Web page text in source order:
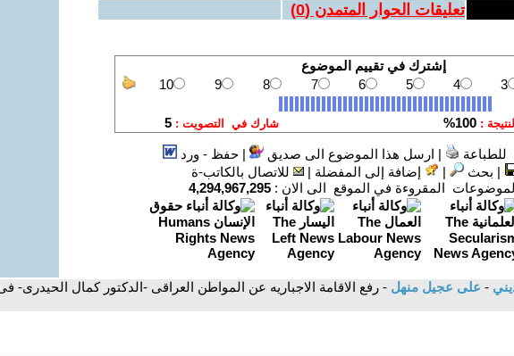
تعليقات الحوار المتمدن (0
)
| ارسل هذا الموضوع الى صديق |حفظ - ورد
| بحث | إضافة إلى المفضلة |
للاتصال بالكاتب-ة
المقروءة في الموقع الى الان : 4,294,967,295
- على عجيل منهل - رفع الاقامة الاجباريه عن المواطن العراقى -الدكتور كمال الحيدرى-